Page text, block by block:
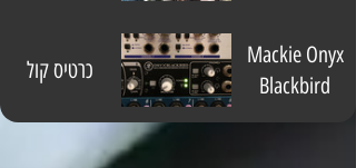
כרטיס קול
Mackie Onyx
Blackbird